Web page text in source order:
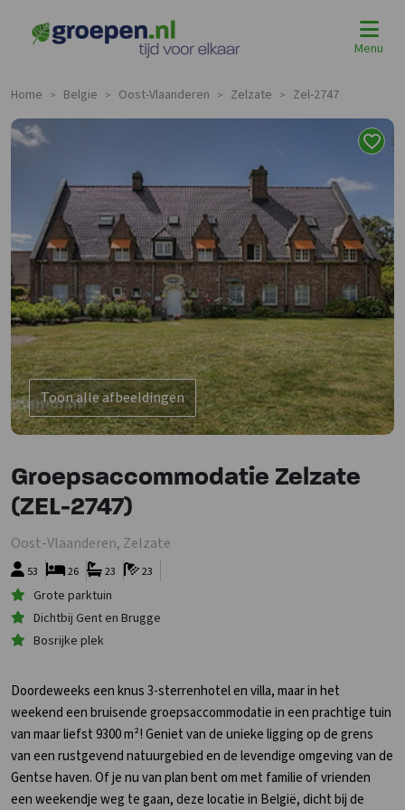
Menu
Home > Belgie > Oost-Vlaanderen > Zelzate > Zel-2747
Toon alle afbeeldingen
Groepsaccommodatie Zelzate
(ZEL-2747)
Oost-Vlaanderen, Zelzate
53 23
23
26
Grote parktuin
Dichtbij Gent en Brugge
Bosrijke plek
Doordeweeks een knus 3-sterrenhotel en villa, maar in het
weekend een bruisende groepsaccommodatie in een prachtige tuin
van maar liefst 9300 m²! Geniet van de unieke ligging op de grens
van een rustgevend natuurgebied en de levendige omgeving van de
Gentse haven. Of je nu van plan bent om met familie of vrienden
een weekendje weg te gaan, deze locatie in België, dicht bij de